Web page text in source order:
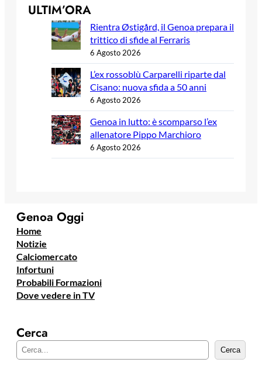
ULTIM’ORA
Rientra Østigård, il Genoa prepara il
trittico di sfide al Ferraris
6 Agosto 2026
L’ex rossoblù Carparelli riparte dal
Cisano: nuova sfida a 50 anni
6 Agosto 2026
Genoa in lutto: è scomparso l’ex
allenatore Pippo Marchioro
6 Agosto 2026
Genoa Oggi
Home
Notizie
Calciomercato
Infortuni
Probabili Formazioni
Dove vedere in TV
Cerca
e
Cerca